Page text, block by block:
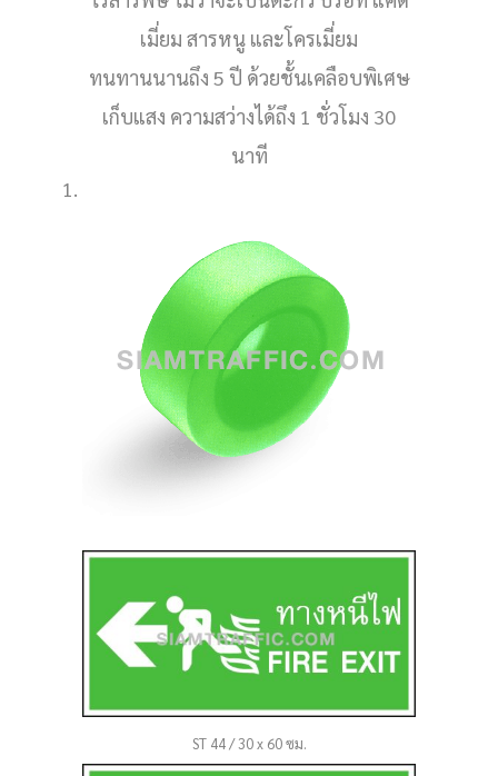
เมี่ยม สารหนู และโครเมี่ยม
ทนทานนานถึง 5 ปี ด้วยชั้นเคลือบพิเศษ
เก็บแสง ความสว่างได้ถึง 1 ชั่วโมง 30
นาที
ST 44 / 30 x 60 ซม.